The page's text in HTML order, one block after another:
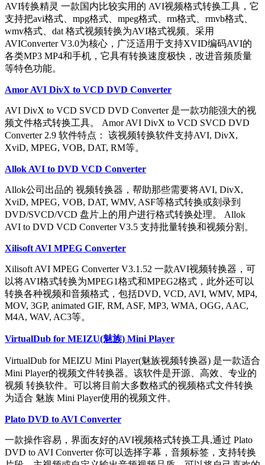
AVI转换精灵 一款国内比较实用的 AVI视频格式转换工具，它
支持把avi格式、mpg格式、mpeg格式、rm格式、rmvb格式、
wmv格式、dat 格式视频转换为AVI格式视频。采用
AVIConverter V3.0为核心，广泛适用于支持XVID编码AVI的
各类MP3 MP4和手机，它具有转换速度极快，改进音频质量
等特色功能。
Amor AVI DivX to VCD DVD Converter
AVI DivX to VCD SVCD DVD Converter 是一款功能强大的视
频文件格式转换工具。 Amor AVI DivX to VCD SVCD DVD
Converter 2.9 软件特点： 该视频转换软件支持AVI, DivX,
XviD, MPEG, VOB, DAT, RM等。
Allok AVI to DVD VCD Converter
Allok公司出品的 视频转换器，帮助那些需要将AVI, DivX,
XviD, MPEG, VOB, DAT, WMV, ASF等格式转换或刻录到
DVD/SVCD/VCD 盘片上的用户进行格式转换处理。 Allok
AVI to DVD VCD Converter V3.5 支持批量转换和视频分割。
Xilisoft AVI MPEG Converter
Xilisoft AVI MPEG Converter V3.1.52 一款AVI视频转换器，可
以将AVI格式转换为MPEG1格式和MPEG2格式，此外还可以
转换各种视频和音频格式，包括DVD, VCD, AVI, WMV, MP4,
MOV, 3GP, animated GIF, RM, ASF, MP3, WMA, OGG, AAC,
M4A, WAV, AC3等。
VirtualDub for MEIZU(魅族) Mini Player
VirtualDub for MEIZU Mini Player(魅族视频转换器) 是一款适合
Mini Player的视频文件转换器。该软件是开源、高效、专业的
视频 转换软件。可以将目前大多数格式的视频格式文件转换
为适合 魅族 Mini Player使用的视频文件。
Plato DVD to AVI Converter
一款操作容易，界面友好的AVI视频格式转换工具,通过 Plato
DVD to AVI Converter 你可以选择字幕，音频标签，支持转换